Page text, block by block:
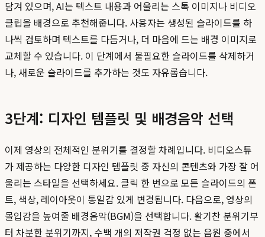
담겨 있으며, AI는 텍스트 내용과 어울리는 스톡 이미지나 비디오
클립을 배경으로 추천해줍니다. 사용자는 생성된 슬라이드를 하
나씩 검토하며 텍스트를 다듬거나, 더 마음에 드는 배경 이미지로
교체할 수 있습니다. 이 단계에서 불필요한 슬라이드를 삭제하거
나, 새로운 슬라이드를 추가하는 것도 자유롭습니다.
3단계: 디자인 템플릿 및 배경음악 선택
이제 영상의 전체적인 분위기를 결정할 차례입니다. 비디오스튜
가 제공하는 다양한 디자인 템플릿 중 자신의 콘텐츠와 가장 잘 어
울리는 스타일을 선택하세요. 클릭 한 번으로 모든 슬라이드의 폰
트, 색상, 레이아웃이 통일감 있게 변경됩니다. 다음으로, 영상의
몰입감을 높여줄 배경음악(BGM)을 선택합니다. 활기찬 분위기부
터 차분한 분위기까지, 수백 개의 저작권 걱정 없는 음원 중에서